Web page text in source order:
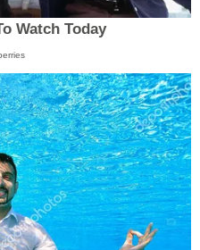
Watch Today